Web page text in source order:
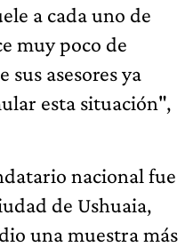
a cada uno de
muy poco de
asesores ya
esta situación",
nacional fue
de Ushuaia,
una muestra más